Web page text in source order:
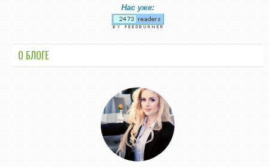
Нас уже:
О БЛОГЕ